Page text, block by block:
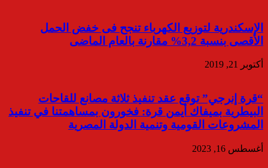
الإسكندرية لتوزيع الكهرباء تنجح فى خفض الحمل
الأقصى بنسبة 3,2% مقارنة بالعام الماضى
أكتوبر 21, 2019
“قرة إنرجي” توقع عقد تنفيذ ثلاثة مصانع للقاحات
البيطرية بميفاك أيمن قرة: فخورون بمساهمتنا في تنفيذ
المشروعات القومية وتنمية الدولة المصرية
أغسطس 16, 2023